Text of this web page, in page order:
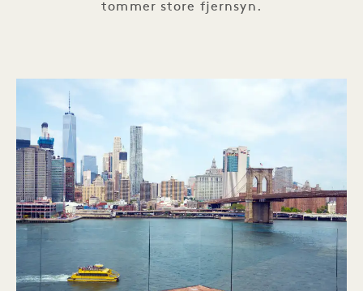
tommer store fjernsyn.